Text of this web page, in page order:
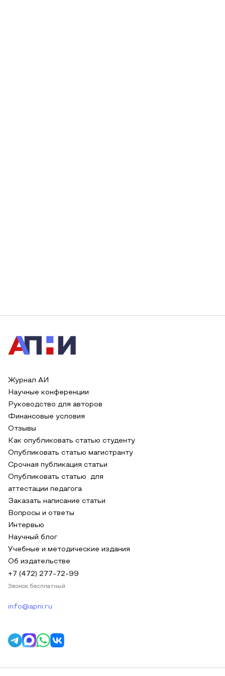
Журнал АИ
Научные конференции
Руководство для авторов
Финансовые условия
Отзывы
Как опубликовать статью студенту
Опубликовать статью магистранту
Срочная публикация статьи
Опубликовать статью для
аттестации педагога
Заказать написание статьи
Вопросы и ответы
Интервью
Научный блог
Учебные и методические издания
Об издательстве
+7 (472) 277-72-99
Звонок бесплатный
info@apni.ru